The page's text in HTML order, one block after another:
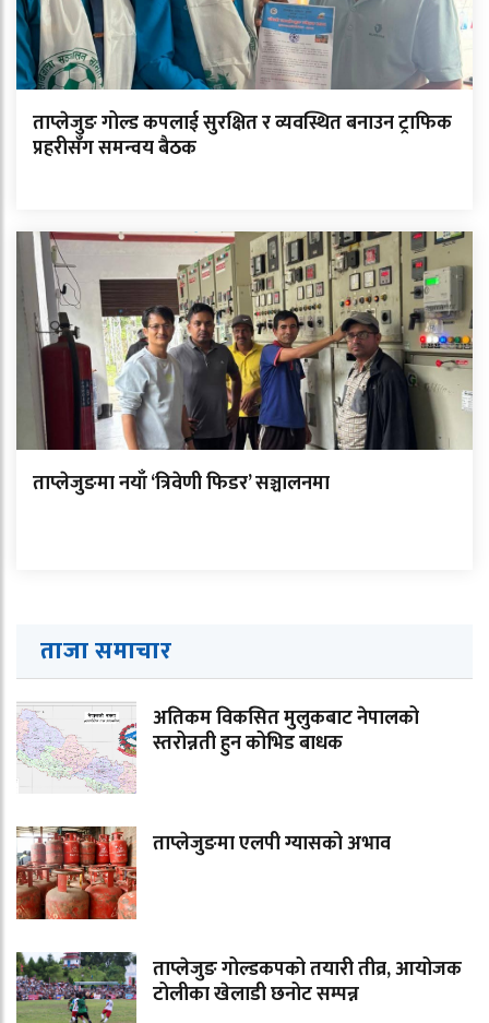
ताप्लेजुङ गोल्ड कपलाई सुरक्षित र व्यवस्थित बनाउन ट्राफिक
प्रहरीसँग समन्वय बैठक
ताप्लेजुङमा नयाँ ‘त्रिवेणी फिडर’ सञ्चालनमा
ताजा समाचार
अतिकम विकसित मुलुकबाट नेपालको
स्तरोन्नती हुन कोभिड बाधक
ताप्लेजुङमा एलपी ग्यासको अभाव
ताप्लेजुङ गोल्डकपको तयारी तीव्र, आयोजक
टोलीका खेलाडी छनोट सम्पन्न